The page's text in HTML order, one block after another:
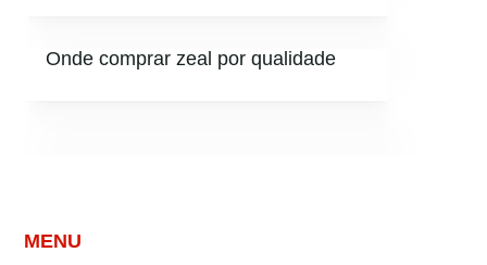
Onde comprar zeal por qualidade
MENU